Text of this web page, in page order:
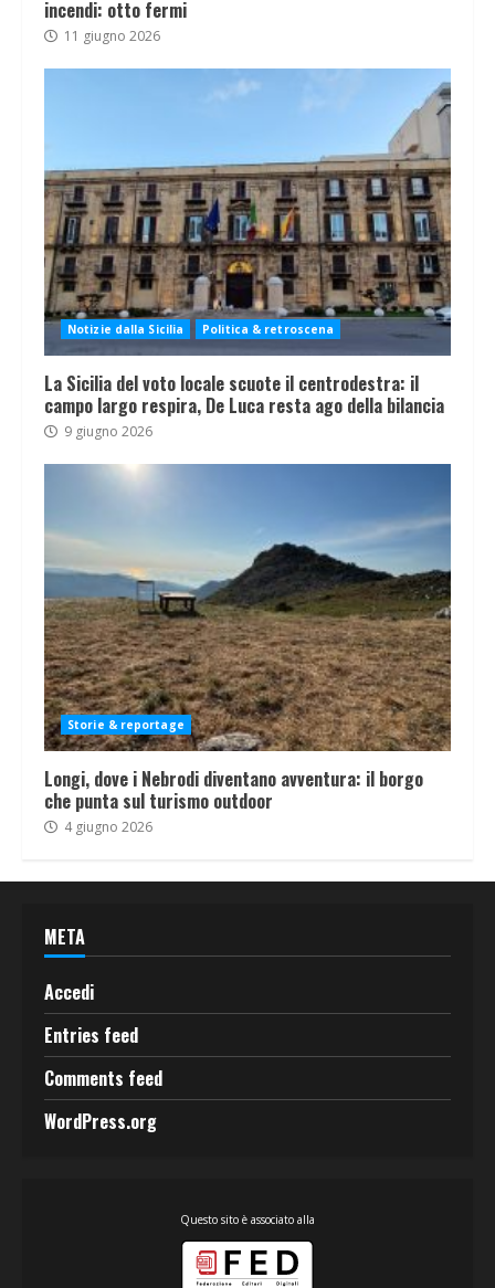
incendi: otto fermi
11 giugno 2026
Notizie dalla Sicilia Politica & retroscena
La Sicilia del voto locale scuote il centrodestra: il
campo largo respira, De Luca resta ago della bilancia
9 giugno 2026
Storie & reportage
Longi, dove i Nebrodi diventano avventura: il borgo
che punta sul turismo outdoor
4 giugno 2026
META
Accedi
Entries feed
Comments feed
WordPress.org
Questo sito è associato alla